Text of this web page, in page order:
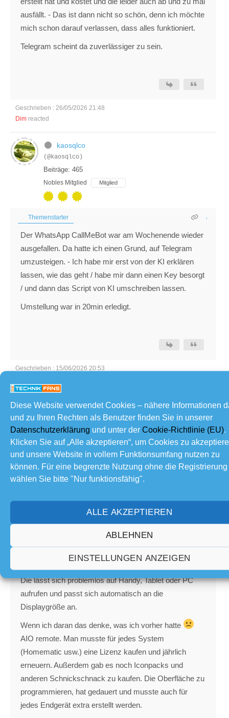
Diese Website verwendet Cookies – nähere Informationen
und zu Ihren Rechten als Benutzer finden Sie in unserer
Datenschutzerklärung und unter der Cookie-Richtlinie (EU).
Klicken Sie auf „Alle akzeptieren“, um Cookies zu
und unsere Website in vollem Funktionsumfang nutzen zu
können. Für eine begrenzte Nutzung ohne die Registrierung
wählen Sie bitte "Nur funktionsfähig".
ALLE AKZEPTIEREN
ABLEHNEN
EINSTELLUNGEN ANZEIGEN
ausfällt. - Das ist dann nicht so schön, denn ich möchte
mich schon darauf verlassen, dass alles funktioniert.
Telegram scheint da zuverlässiger zu sein.
Geschrieben : 26/05/2026 21:48
Dim reacted
kaosqlco
(@kaosqlco)
Beiträge: 465
Nobles Mitglied Mitglied
Themenstarter
Der WhatsApp CallMeBot war am Wochenende wieder
ausgefallen. Da hatte ich einen Grund, auf Telegram
umzusteigen. - Ich habe mir erst von der KI erklären
lassen, wie das geht / habe mir dann einen Key besorgt
/ und dann das Script von KI umschreiben lassen.
Umstellung war in 20min erledigt.
Geschrieben : 15/06/2026 20:53
kaosqlco
(@kaosqlco)
Beiträge: 465
Nobles Mitglied Mitglied
Themenstarter
HomeAssistent. Der Editor (wenn - dann - sonst) soll
zwar gut sein - ich habe mir das Ganze aber von
meinem Freund Claude bauen lassen. Da hat das
Beschreiben länger gedauert als das Bauen. Die
Vorgaben liefere ich per Oberfläche.
Die lässt sich problemlos auf Handy, Tablet oder PC
aufrufen und passt sich automatisch an die
Displaygröße an.
Wenn ich daran das denke, was ich vorher hatte
AIO remote. Man musste für jedes System
(Homematic usw.) eine Lizenz kaufen und jährlich
erneuern. Außerdem gab es noch Iconpacks und
anderen Schnickschnack zu kaufen. Die Oberfläche zu
programmieren, hat gedauert und musste auch für
jedes Endgerät extra erstellt werden.